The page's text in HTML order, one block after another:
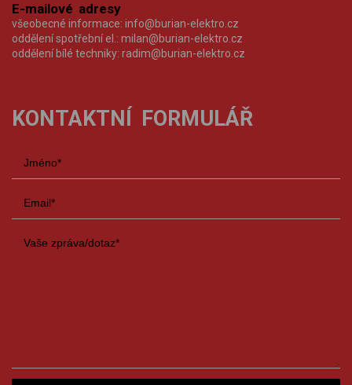
E-mailové adresy
všeobecné informace: info@burian-elektro.cz
oddělení spotřební el.: milan@burian-elektro.cz
oddělení bílé techniky: radim@burian-elektro.cz
KONTAKTNÍ FORMULÁŘ